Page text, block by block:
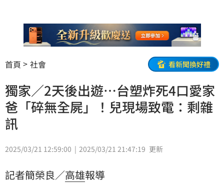
首頁 社會 看新聞換好禮
獨家／2天後出遊…台塑炸死4口愛家
爸「碎無全屍」！兒現場致電：剩雜
訊
2025/03/21 12:59:00 2025/03/21 21:47:19 更新
記者簡榮良／高雄報導